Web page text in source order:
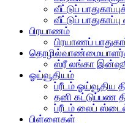
வீட்டுப்
வீட்டுப்
பிரயாணம்
பிரயாணப்
ஸ்ரீ லங்கா
ஓய்வூதியம்
ப்ரீடம் ஓய்வூதிய
தனி கட்டுப்பண
ப்ரீடம் லைப் ஸ்டைல்
பிள்ளைகள்